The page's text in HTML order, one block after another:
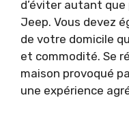
d’éviter autant
Jeep. Vous devez
de votre domicile
et commodité. Se
maison provoqué
une expérience